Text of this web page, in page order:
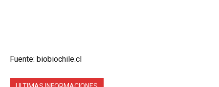
Fuente: biobiochile.cl